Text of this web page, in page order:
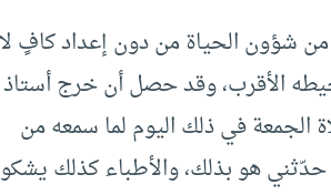
شؤون الحياة من دون إعداد كافٍ
الأقرب، وقد حصل أن خرج أستاذ
في ذلك اليوم لما سمعه من
هو بذلك، والأطباء كذلك